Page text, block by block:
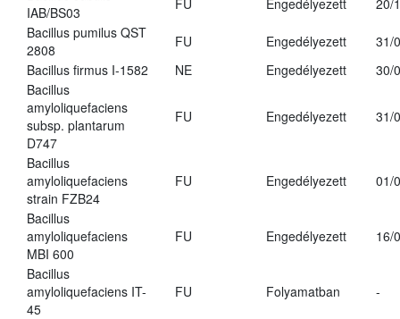
IAB/BS03
FU Engedélyezett
20/
Bacillus pumilus QST
2808
FU Engedélyezett
31/
Bacillus firmus I-1582
NE Engedélyezett
30/
Bacillus
amyloliquefaciens
subsp. plantarum
D747
FU Engedélyezett 31/
Bacillus
amyloliquefaciens
strain FZB24
FU Engedélyezett 01/
Bacillus
amyloliquefaciens
MBI 600
FU Engedélyezett 16/
Bacillus
amyloliquefaciens IT-
45
FU Folyamatban -